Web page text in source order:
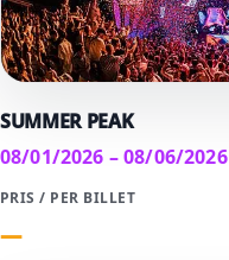
SUMMER PEAK
08/01/2026 – 08/06/2026
PRIS / PER BILLET
—